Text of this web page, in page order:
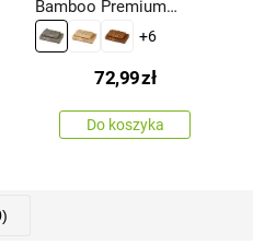
Bamboo Premium
ręczników szary, 70 x
140 cm, 50 x 100 cm
+6
72,99zł
Do koszyka